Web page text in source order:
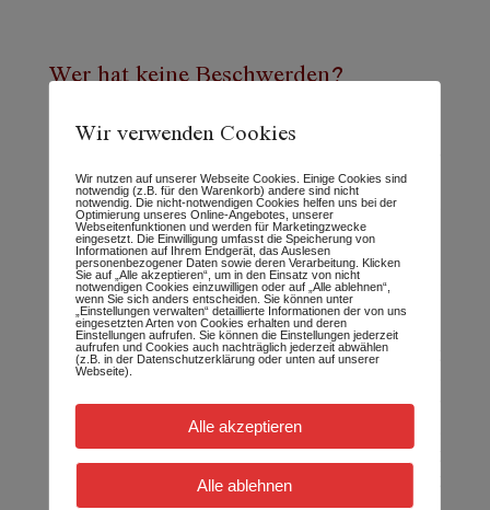
Wer hat keine Beschwerden?
keine körperlichen Beschwerden während all
der Veränderungen hat? Dass sich die
individuellen Symptome meiner Klienten
immer mehr dem Kollektiv annähern,
darüber habe ich schon gesprochen, denke
ich.
Vor zwei Tagen hatte ich ein Gespräch mit
einem Freund. Gibt es nun wirklich all die
Veränderungen, oder sind wir alle so sehr
beeinflusst von äußeren Strömungen, dass
wir uns das nur alles schönreden? Dazu fällt
mir ein, was ich im letzten Blog-Text
beschrieben habe. Die Wände zwischen den
Wir verwenden Cookies
Wir nutzen auf unserer Webseite Cookies. Einige Cookies sind
notwendig (z.B. für den Warenkorb) andere sind nicht
notwendig. Die nicht-notwendigen Cookies helfen uns bei der
Optimierung unseres Online-Angebotes, unserer
Webseitenfunktionen und werden für Marketingzwecke
eingesetzt. Die Einwilligung umfasst die Speicherung von
Informationen auf Ihrem Endgerät, das Auslesen
personenbezogener Daten sowie deren Verarbeitung. Klicken
Sie auf „Alle akzeptieren“, um in den Einsatz von nicht
notwendigen Cookies einzuwilligen oder auf „Alle ablehnen“,
wenn Sie sich anders entscheiden. Sie können unter
„Einstellungen verwalten“ detaillierte Informationen der von uns
eingesetzten Arten von Cookies erhalten und deren
Einstellungen aufrufen. Sie können die Einstellungen jederzeit
aufrufen und Cookies auch nachträglich jederzeit abwählen
(z.B. in der Datenschutzerklärung oder unten auf unserer
Webseite).
Alle akzeptieren
Alle ablehnen